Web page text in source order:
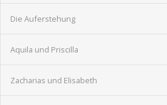
Die Auferstehung
Aquila und Priscilla
Zacharias und Elisabeth